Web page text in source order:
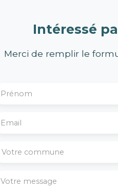
Intéressé
Merci de remplir le
Prénom
Email
Votre commune
Votre message